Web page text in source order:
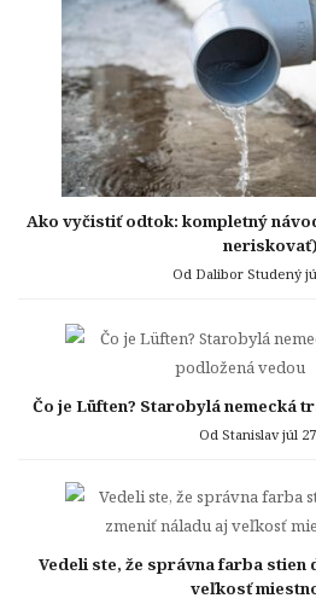
Ako vyčistiť odtok: kompletný
neriskovať)
Od Dalibor Studený
Čo je Lüften? Starobylá nemecká
Od Stanislavjúl
Vedeli ste, že správna farba stien
veľkosť